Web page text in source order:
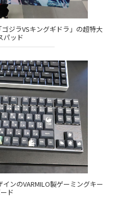
ジラVSキングギドラ」の超特大
パッド
ンのVARMILO製ゲーミングキー
ド